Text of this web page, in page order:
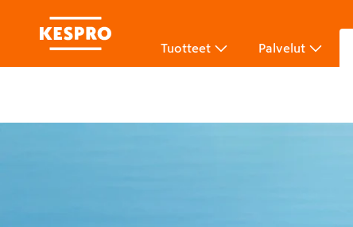
Tuotteet Palvelut